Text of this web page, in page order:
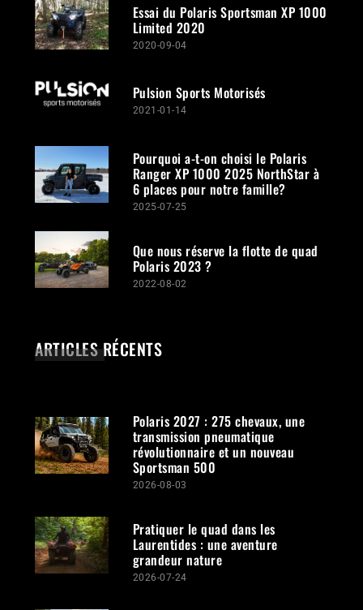
Essai du Polaris Sportsman XP 1000
Limited 2020
2020-09-04
Pulsion Sports Motorisés
2021-01-14
Pourquoi a-t-on choisi le Polaris
Ranger XP 1000 2025 NorthStar à
6 places pour notre famille?
2025-07-25
Que nous réserve la flotte de quad
Polaris 2023 ?
2022-08-02
ARTICLES RÉCENTS
Polaris 2027 : 275 chevaux, une
transmission pneumatique
révolutionnaire et un nouveau
Sportsman 500
2026-08-03
Pratiquer le quad dans les
Laurentides : une aventure
grandeur nature
2026-07-24